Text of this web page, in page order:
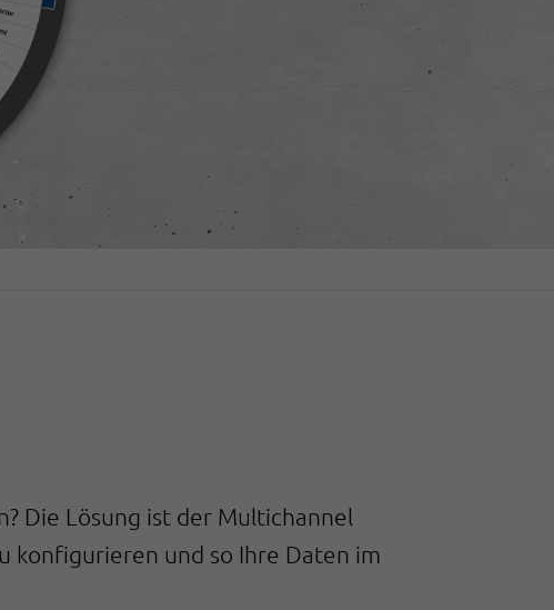
Die Lösung ist der Multichannel
konfigurieren und so Ihre Daten im